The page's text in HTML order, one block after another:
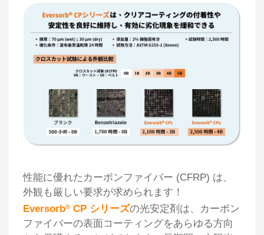
性能に優れたカーボンファイバー (CFRP) は、
外観も厳しい要求が求められます！
Eversorb® CP シリーズの光安定剤は、カーボン
ファイバーの表面コーティングをあらゆる方向